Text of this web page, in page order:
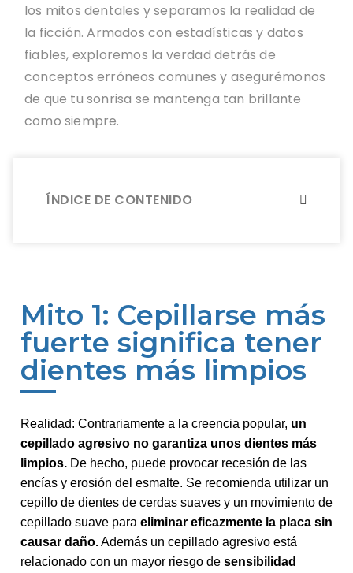
ÍNDICE DE CONTENIDO
los mitos dentales y separamos la realidad de
la ficción. Armados con estadísticas y datos
fiables, exploremos la verdad detrás de
conceptos erróneos comunes y asegurémonos
de que tu sonrisa se mantenga tan brillante
como siempre.
Mito 1: Cepillarse más
fuerte significa tener
dientes más limpios
Realidad: Contrariamente a la creencia popular, un
cepillado agresivo no garantiza unos dientes más
limpios. De hecho, puede provocar recesión de las
encías y erosión del esmalte. Se recomienda utilizar un
cepillo de dientes de cerdas suaves y un movimiento de
cepillado suave para eliminar eficazmente la placa sin
causar daño.Además un cepillado agresivo está
relacionado con un mayor riesgo de sensibilidad